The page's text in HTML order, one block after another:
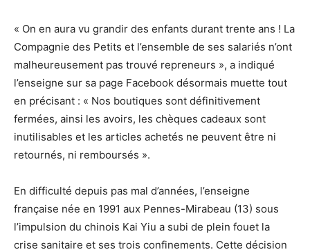
« On en aura vu grandir des enfants durant trente ans ! La
Compagnie des Petits et l’ensemble de ses salariés n’ont
malheureusement pas trouvé repreneurs », a indiqué
l’enseigne sur sa page Facebook désormais muette tout
en précisant : « Nos boutiques sont définitivement
fermées, ainsi les avoirs, les chèques cadeaux sont
inutilisables et les articles achetés ne peuvent être ni
retournés, ni remboursés ».
En difficulté depuis pas mal d’années, l’enseigne
française née en 1991 aux Pennes-Mirabeau (13) sous
l’impulsion du chinois Kai Yiu a subi de plein fouet la
crise sanitaire et ses trois confinements. Cette décision